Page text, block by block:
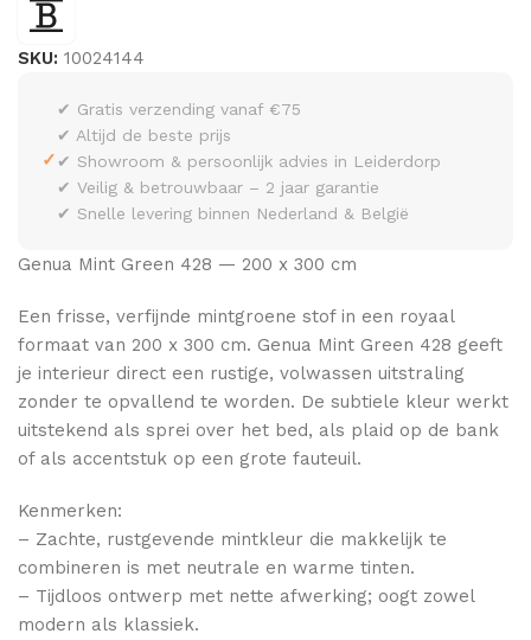
SKU: 10024144
✓
✔ Gratis verzending vanaf €75
✔ Altijd de beste prijs
✔ Showroom & persoonlijk advies in Leiderdorp
✔ Veilig & betrouwbaar – 2 jaar garantie
✔ Snelle levering binnen Nederland & België
Genua Mint Green 428 — 200 x 300 cm
Een frisse, verfijnde mintgroene stof in een royaal
formaat van 200 x 300 cm. Genua Mint Green 428 geeft
je interieur direct een rustige, volwassen uitstraling
zonder te opvallend te worden. De subtiele kleur werkt
uitstekend als sprei over het bed, als plaid op de bank
of als accentstuk op een grote fauteuil.
Kenmerken:
– Zachte, rustgevende mintkleur die makkelijk te
combineren is met neutrale en warme tinten.
– Tijdloos ontwerp met nette afwerking; oogt zowel
modern als klassiek.